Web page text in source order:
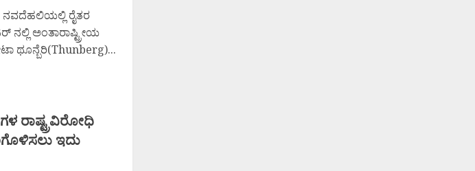
ನವದೆಹಲಿಯಲ್ಲಿ ರೈತರ
ನಲ್ಲಿ ಅಂತಾರಾಷ್ಟ್ರೀಯ
ಥೂನ್ಬೆರಿ(Thunberg)...
ರಾಷ್ಟ್ರವಿರೋಧಿ
ಇದು